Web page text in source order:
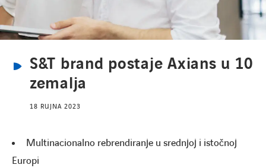
COOKIES
S&T brand postaje Axians u 10
zemalja
18 RUJNA 2023
Multinacionalno rebrendiranje u srednjoj i istočnoj
Europi